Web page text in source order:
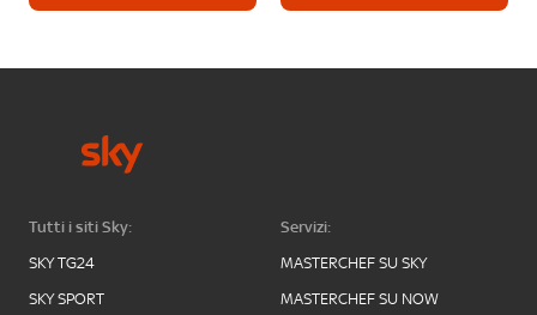
Tutti i siti Sky:
SKY TG24
SKY SPORT
Servizi:
MASTERCHEF SU SKY
MASTERCHEF SU NOW